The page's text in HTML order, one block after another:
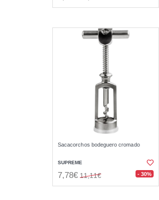
Sacacorchos bodeguero cromado
SUPREME
7,78€ 11,11€ - 30%